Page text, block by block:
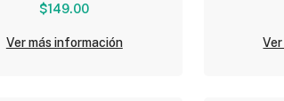
$149.00
Ver más información